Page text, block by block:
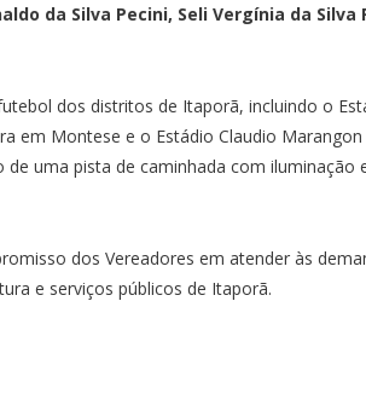
da Silva Pecini, Seli Vergínia da Silva
dos distritos de Itaporã, incluindo o
em Montese e o Estádio Claudio Marangon
uma pista de caminhada com iluminação
dos Vereadores em atender às
e serviços públicos de Itaporã.